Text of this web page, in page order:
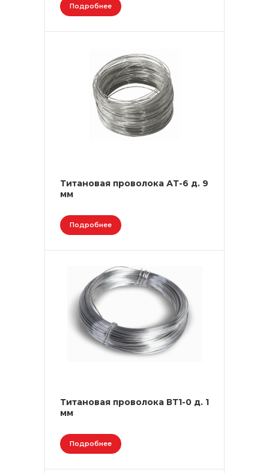
Подробнее
Титановая проволока АТ-6 д. 9
мм
Подробнее
Титановая проволока ВТ1-0 д. 1
мм
Подробнее